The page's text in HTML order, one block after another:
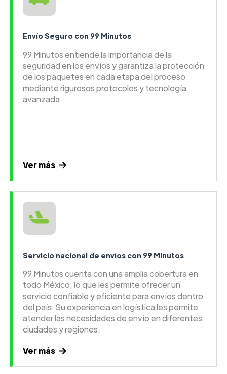
Envío Seguro con 99 Minutos
99 Minutos entiende la importancia de la
seguridad en los envíos y garantiza la protección
de los paquetes en cada etapa del proceso
mediante rigurosos protocolos y tecnología
avanzada
Ver más
Servicio nacional de envíos con 99 Minutos
99 Minutos cuenta con una amplia cobertura en
todo México, lo que les permite ofrecer un
servicio confiable y eficiente para envíos dentro
del país. Su experiencia en logística les permite
atender las necesidades de envío en diferentes
ciudades y regiones.
Ver más